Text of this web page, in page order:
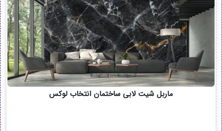
ماربل شیت لابی ساختمان انتخاب لوکس